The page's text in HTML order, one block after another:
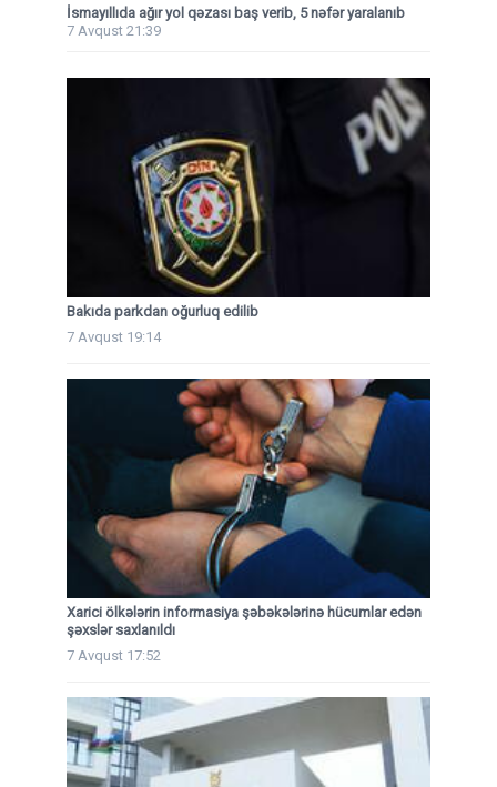
İsmayıllıda ağır yol qəzası baş verib, 5 nəfər yaralanıb
7 Avqust 21:39
Bakıda parkdan oğurluq edilib
7 Avqust 19:14
Xarici ölkələrin informasiya şəbəkələrinə hücumlar edən
şəxslər saxlanıldı
7 Avqust 17:52